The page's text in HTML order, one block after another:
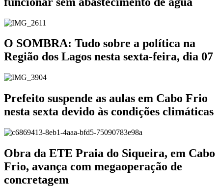
O SOMBRA: Tudo sobre a política na
Região dos Lagos nesta sexta-feira, dia 07
Prefeito suspende as aulas em Cabo Frio
nesta sexta devido às condições climáticas
Obra da ETE Praia do Siqueira, em Cabo
Frio, avança com megaoperação de
concretagem